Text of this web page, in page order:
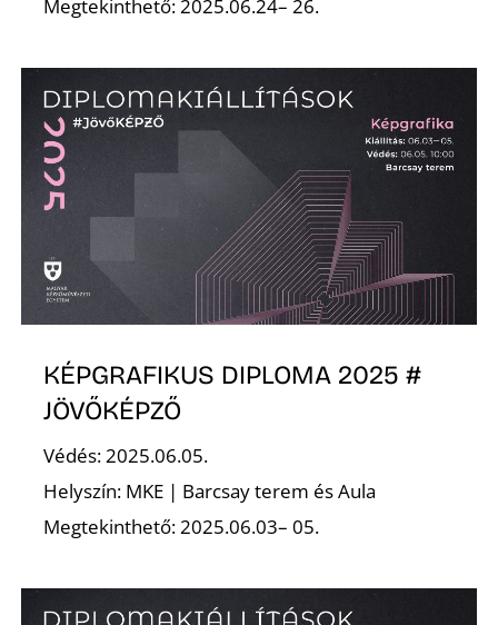
Megtekinthető: 2025.06.24– 26.
KÉPGRAFIKUS DIPLOMA 2025 #
JÖVŐKÉPZŐ
Védés: 2025.06.05.
Helyszín: MKE | Barcsay terem és Aula
Megtekinthető: 2025.06.03– 05.